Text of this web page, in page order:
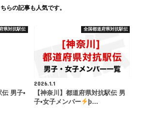
らの記事も人気です。
県対抗駅伝
伝 男子•
全国都道府県対抗駅伝
2026.1.1
【神奈川】都道府県対抗駅伝 男
子•女子メンバー
þ…